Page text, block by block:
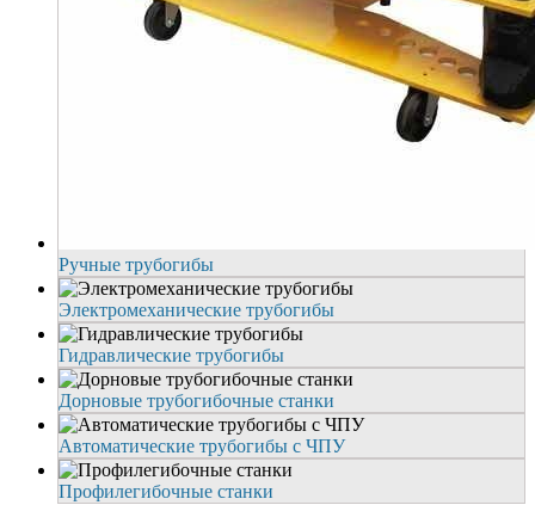
Ручные трубогибы
Электромеханические трубогибы
Гидравлические трубогибы
Дорновые трубогибочные станки
Автоматические трубогибы с ЧПУ
Профилегибочные станки